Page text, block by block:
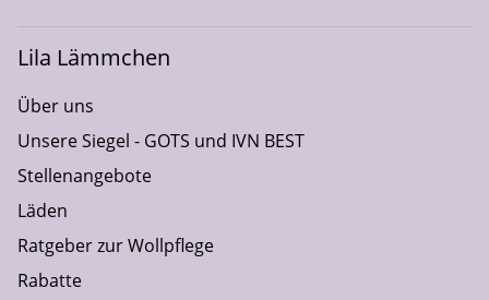
Lila Lämmchen
Über uns
Unsere Siegel - GOTS und IVN BEST
Stellenangebote
Läden
Ratgeber zur Wollpflege
Rabatte